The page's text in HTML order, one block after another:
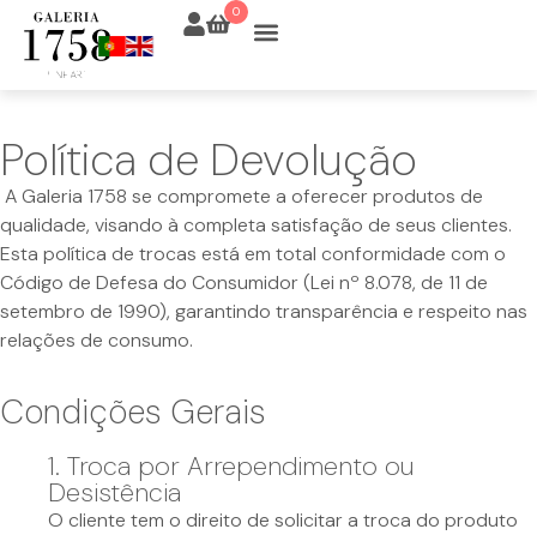
0
Política de Devolução
A Galeria 1758 se compromete a oferecer produtos de
qualidade, visando à completa satisfação de seus clientes.
Esta política de trocas está em total conformidade com o
Código de Defesa do Consumidor (Lei nº 8.078, de 11 de
setembro de 1990), garantindo transparência e respeito nas
relações de consumo.
Condições Gerais
1. Troca por Arrependimento ou
Desistência
O cliente tem o direito de solicitar a troca do produto